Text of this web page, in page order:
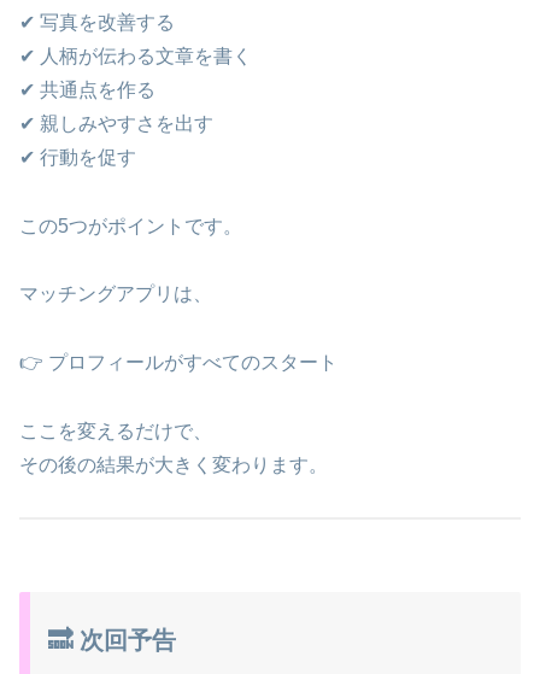
✔ 写真を改善する
✔ 人柄が伝わる文章を書く
✔ 共通点を作る
✔ 親しみやすさを出す
✔ 行動を促す
この5つがポイントです。
マッチングアプリは、
👉 プロフィールがすべてのスタート
ここを変えるだけで、
その後の結果が大きく変わります。
🔜 次回予告